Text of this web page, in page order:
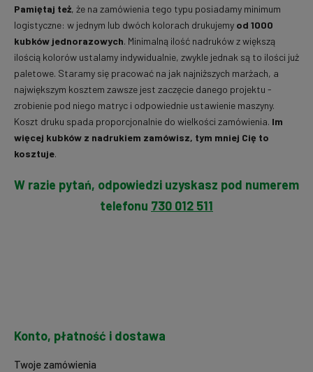
Pamiętaj też, że na zamówienia tego typu posiadamy minimum
logistyczne: w jednym lub dwóch kolorach drukujemy od 1000
kubków jednorazowych. Minimalną ilość nadruków z większą
ilością kolorów ustalamy indywidualnie, zwykle jednak są to ilości już
paletowe. Staramy się pracować na jak najniższych marżach, a
największym kosztem zawsze jest zaczęcie danego projektu -
zrobienie pod niego matryc i odpowiednie ustawienie maszyny.
Koszt druku spada proporcjonalnie do wielkości zamówienia. Im
więcej kubków z nadrukiem zamówisz, tym mniej Cię to
kosztuje.
W razie pytań, odpowiedzi uzyskasz pod numerem
telefonu 730 012 511
Konto, płatność i dostawa
Twoje zamówienia